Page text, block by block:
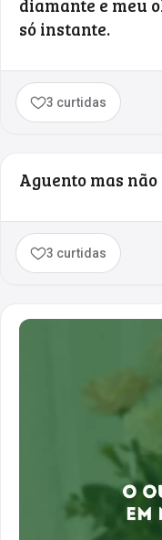
diamante e meu
só instante.
3 curtidas
Aguento mas
3 curtidas